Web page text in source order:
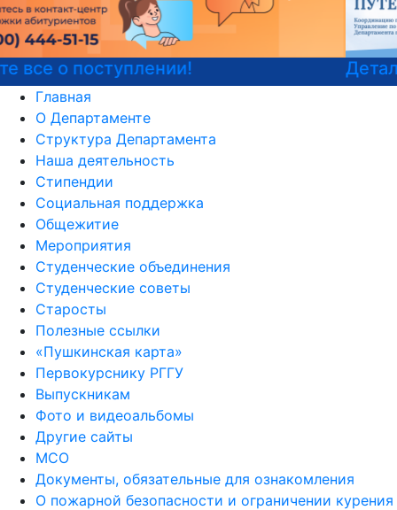
Детали программы
Главная
О Департаменте
Структура Департамента
Наша деятельность
Стипендии
Социальная поддержка
Общежитие
Мероприятия
Студенческие объединения
Студенческие советы
Старосты
Полезные ссылки
«Пушкинская карта»
Первокурснику РГГУ
Выпускникам
Фото и видеоальбомы
Другие сайты
МСО
Документы, обязательные для ознакомления
О пожарной безопасности и ограничении курения